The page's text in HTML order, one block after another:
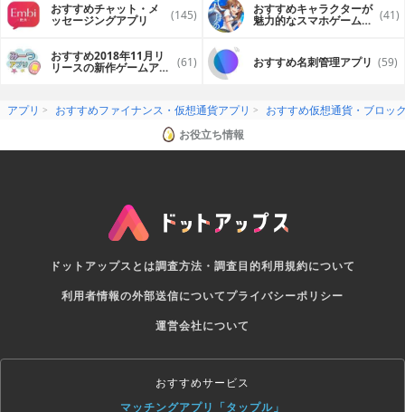
おすすめチャット・メ
ッセージングアプリ (145) おすすめキャラクターが
魅力的なスマホゲームア (41)
おすすめ2018年11月リ
リースの新作ゲームアプ (61) おすすめ名刺管理アプリ (59)
アプリ おすすめファイナンス・仮想通貨アプリ
おすすめ仮想通貨・ブロッ
お役立ち情報
ドットアップスとは調査方法・調査目的利用規約について
利用者情報の外部送信についてプライバシーポリシー
運営会社について
おすすめサービス
マッチングアプリ「タップル」